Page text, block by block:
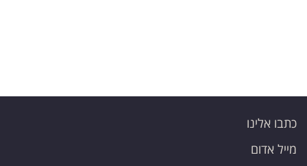
כתבו אלינו
מייל אדום